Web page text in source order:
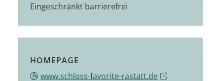
Eingeschränkt barrierefrei
HOMEPAGE
www.schloss-favorite-rastatt.de